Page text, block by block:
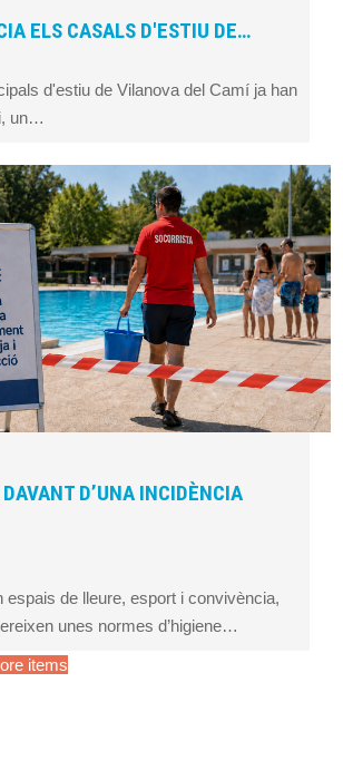
ELS CASALS D'ESTIU DE…
d'estiu de Vilanova del Camí ja han
un…
D’UNA INCIDÈNCIA
espais de lleure, esport i convivència,
unes normes d’higiene…
items